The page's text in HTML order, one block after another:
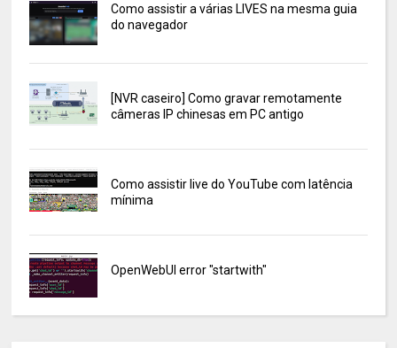
Como assistir a várias LIVES na mesma guia
do navegador
[NVR caseiro] Como gravar remotamente
câmeras IP chinesas em PC antigo
Como assistir live do YouTube com latência
mínima
OpenWebUI error "startwith"